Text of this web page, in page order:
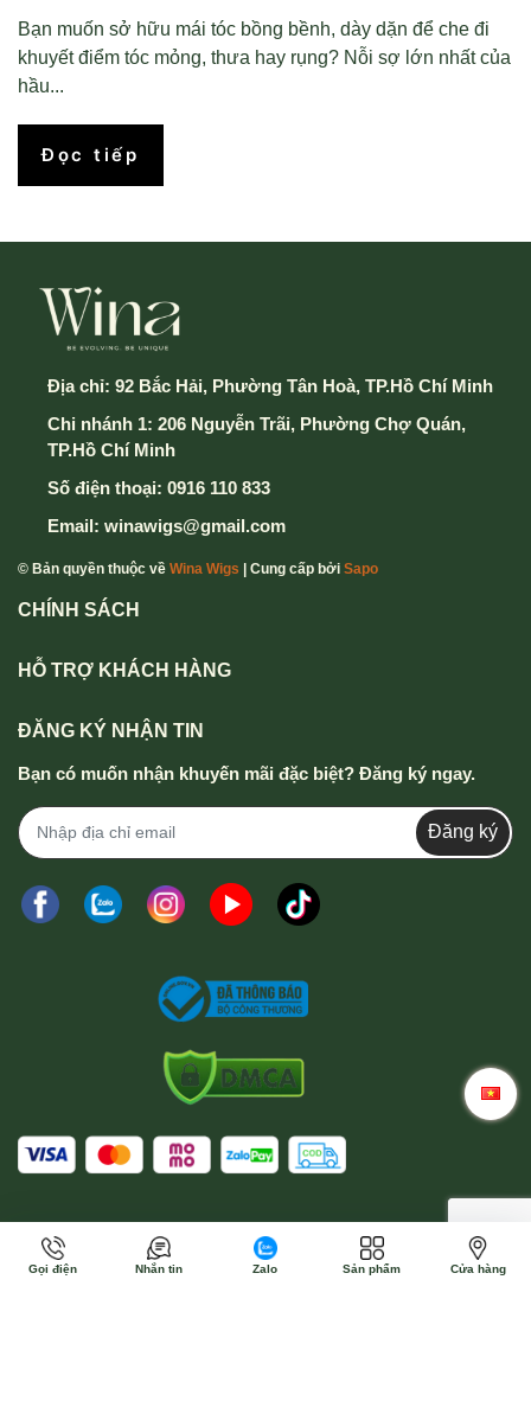
Bạn muốn sở hữu mái tóc bồng bềnh, dày dặn để che đi
khuyết điểm tóc mỏng, thưa hay rụng? Nỗi sợ lớn nhất của
hầu...
Đọc tiếp
Địa chỉ: 92 Bắc Hải, Phường Tân Hoà, TP.Hồ Chí Minh
Chi nhánh 1: 206 Nguyễn Trãi, Phường Chợ Quán,
TP.Hồ Chí Minh
Số điện thoại: 0916 110 833
Email: winawigs@gmail.com
© Bản quyền thuộc về Wina Wigs | Cung cấp bởi Sapo
CHÍNH SÁCH
HỖ TRỢ KHÁCH HÀNG
ĐĂNG KÝ NHẬN TIN
Bạn có muốn nhận khuyến mãi đặc biệt? Đăng ký ngay.
Đăng ký
Gọi điện Nhắn tin Zalo Sản phẩm Cửa hàng